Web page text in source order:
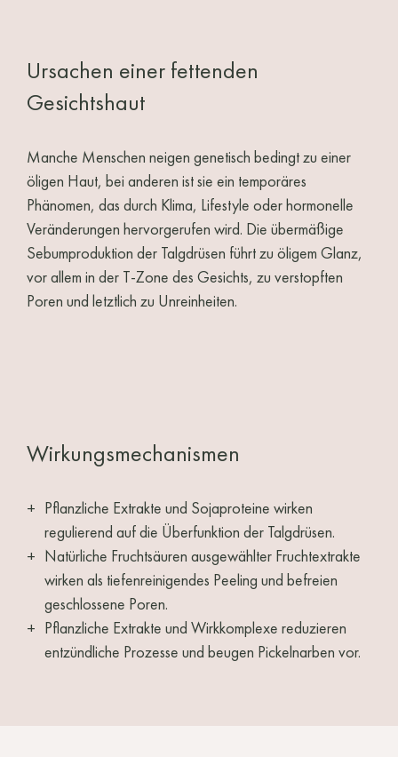
Ursachen einer fettenden
Gesichtshaut
Manche Menschen neigen genetisch bedingt zu einer
öligen Haut, bei anderen ist sie ein temporäres
Phänomen, das durch Klima, Lifestyle oder hormonelle
Veränderungen hervorgerufen wird. Die übermäßige
Sebumproduktion der Talgdrüsen führt zu öligem Glanz,
vor allem in der T-Zone des Gesichts, zu verstopften
Poren und letztlich zu Unreinheiten.
Wirkungsmechanismen
Pflanzliche Extrakte und Sojaproteine wirken
regulierend auf die Überfunktion der Talgdrüsen.
Natürliche Fruchtsäuren ausgewählter Fruchtextrakte
wirken als tiefenreinigendes Peeling und befreien
geschlossene Poren.
Pflanzliche Extrakte und Wirkkomplexe reduzieren
entzündliche Prozesse und beugen Pickelnarben vor.